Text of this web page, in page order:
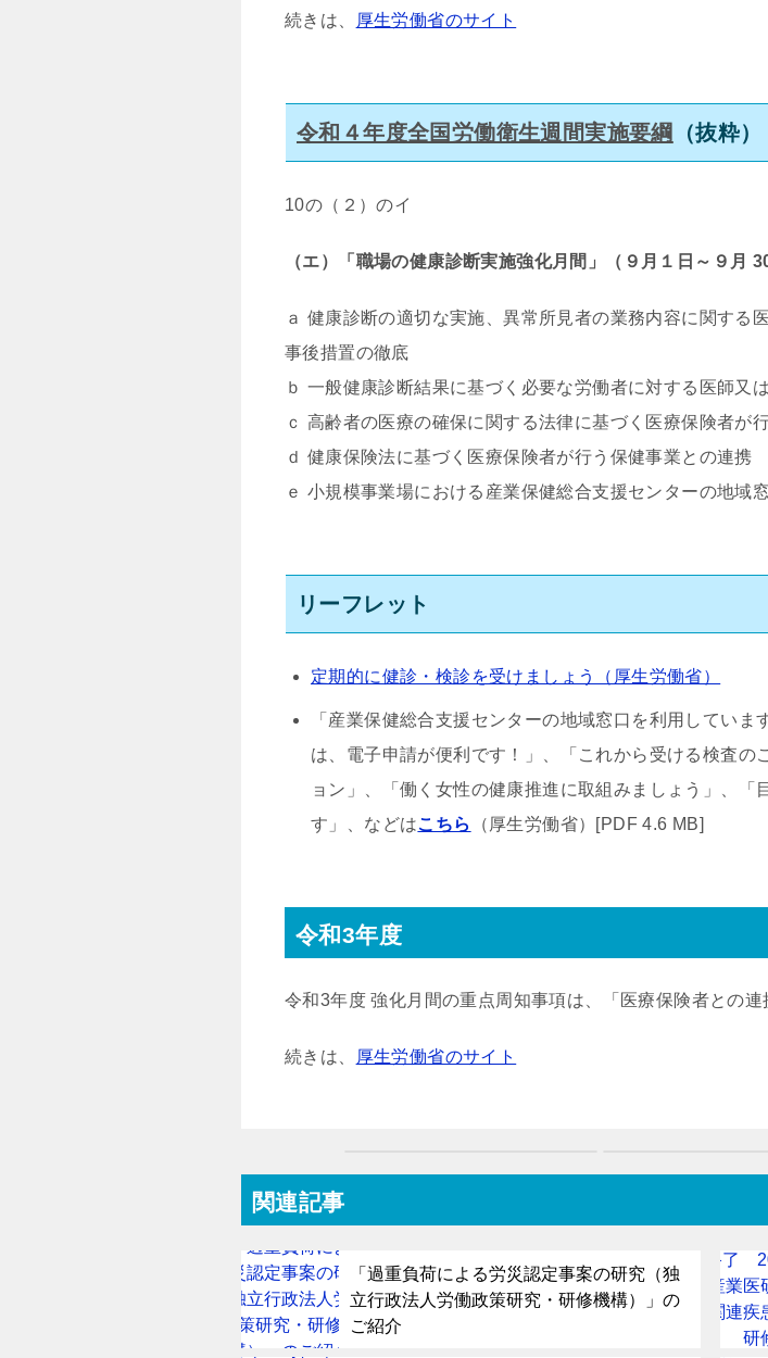
続きは、 厚生労働省のサイト
令和４年度全国労働衛生週間実施要綱 （抜粋）
10の（２）のイ
（エ）「職場の健康診断実施強化月間」（９月１日～９月
ａ 健康診断の適切な実施、異常所見者の業務内容に関する
事後措置の徹底
ｂ 一般健康診断結果に基づく必要な労働者に対する医師又
ｃ 高齢者の医療の確保に関する法律に基づく医療保険者が
ｄ 健康保険法に基づく医療保険者が行う保健事業との連携
ｅ 小規模事業場における産業保健総合支援センターの地域
リーフレット
定期的に健診・検診を受けましょう（厚生労働省）
「産業保健総合支援センターの地域窓口を利用してい
は、電子申請が便利です！」、「これから受ける検査
ョン」、「働く女性の健康推進に取組みましょう」、
す」、などはこちら （厚生労働省）[PDF 4.6 MB]
令和3年度
令和3年度 強化月間の重点周知事項は、「医療保険者との連
続きは、 厚生労働省のサイト
関連記事
「過重負荷による労災認定事案の研究（独
立行政法人労働政策研究・研修機構）」の
ご紹介